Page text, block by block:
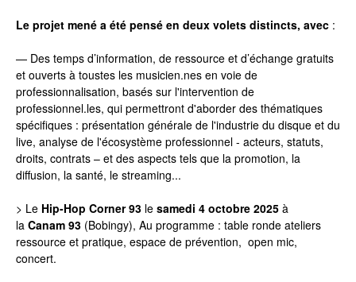
Le projet mené a été pensé en deux volets distincts, avec :
— Des temps d’information, de ressource et d’échange gratuits
et ouverts à toustes les musicien.nes en voie de
professionnalisation, basés sur l'intervention de
professionnel.les, qui permettront d'aborder des thématiques
spécifiques : présentation générale de l'industrie du disque et du
live, analyse de l'écosystème professionnel - acteurs, statuts,
droits, contrats – et des aspects tels que la promotion, la
diffusion, la santé, le streaming...
> Le Hip-Hop Corner 93 le samedi 4 octobre 2025 à
la Canam 93 (Bobingy), Au programme : table ronde ateliers
ressource et pratique, espace de prévention, open mic,
concert.